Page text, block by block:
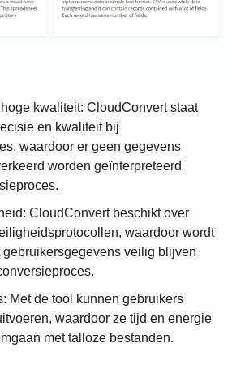
kwaliteit: CloudConvert staat
en kwaliteit bij
waardoor er geen gegevens
worden geïnterpreteerd
CloudConvert beschikt over
waardoor wordt
veilig blijven
Met de tool kunnen gebruikers
waardoor ze tijd en energie
met talloze bestanden.